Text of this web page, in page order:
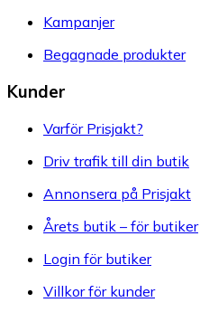
Kampanjer
Begagnade produkter
Kunder
Varför Prisjakt?
Driv trafik till din butik
Annonsera på Prisjakt
Årets butik – för butiker
Login för butiker
Villkor för kunder